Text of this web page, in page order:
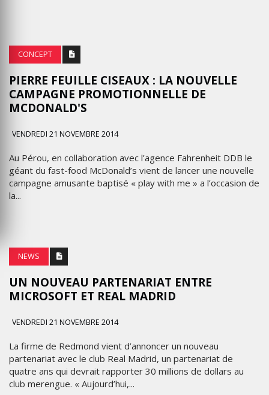
CONCEPT
PIERRE FEUILLE CISEAUX : LA NOUVELLE
CAMPAGNE PROMOTIONNELLE DE
MCDONALD'S
VENDREDI 21 NOVEMBRE 2014
Au Pérou, en collaboration avec l’agence Fahrenheit DDB le
géant du fast-food McDonald’s vient de lancer une nouvelle
campagne amusante baptisé « play with me » a l’occasion de
la...
NEWS
UN NOUVEAU PARTENARIAT ENTRE
MICROSOFT ET REAL MADRID
VENDREDI 21 NOVEMBRE 2014
La firme de Redmond vient d’annoncer un nouveau
partenariat avec le club Real Madrid, un partenariat de
quatre ans qui devrait rapporter 30 millions de dollars au
club merengue. « Aujourd’hui,...